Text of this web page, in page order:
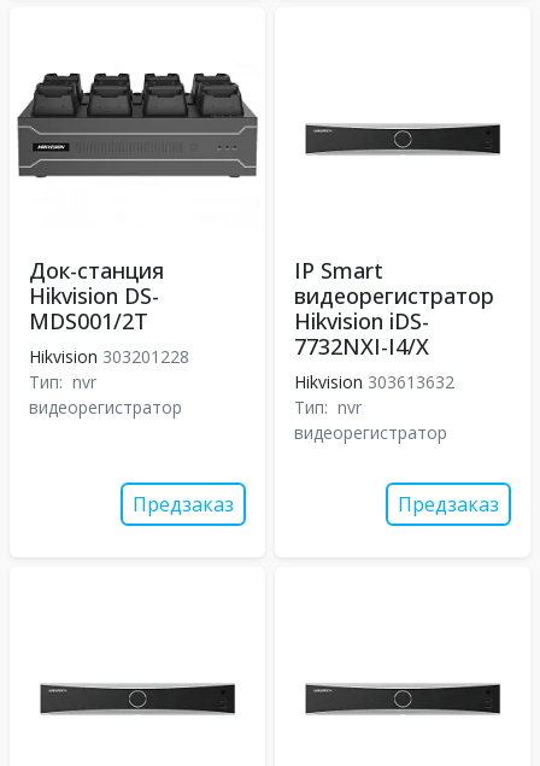
Док-станция
Hikvision DS-
MDS001/2T
Hikvision 303201228
Тип: nvr
видеорегистратор
Предзаказ
IP Smart
видеорегистратор
Hikvision iDS-
7732NXI-I4/X
Hikvision 303613632
Тип: nvr
видеорегистратор
Предзаказ